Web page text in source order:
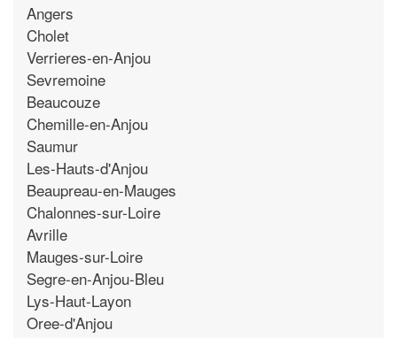
Angers
Cholet
Verrieres-en-Anjou
Sevremoine
Beaucouze
Chemille-en-Anjou
Saumur
Les-Hauts-d'Anjou
Beaupreau-en-Mauges
Chalonnes-sur-Loire
Avrille
Mauges-sur-Loire
Segre-en-Anjou-Bleu
Lys-Haut-Layon
Oree-d'Anjou